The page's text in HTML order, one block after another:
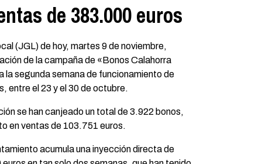
de 383.000 euros
(JGL) de hoy, martes 9 de noviembre,
de la campaña de «Bonos Calahorra
la segunda semana de funcionamiento de
entre el 23 y el 30 de octubre.
se han canjeado un total de 3.922 bonos,
en ventas de 103.751 euros.
acumula una inyección directa de